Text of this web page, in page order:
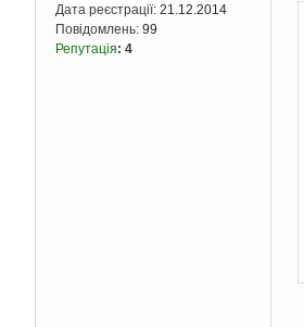
Дата реєстрації: 21.12.2014
Повідомлень: 99
Репутація: 4